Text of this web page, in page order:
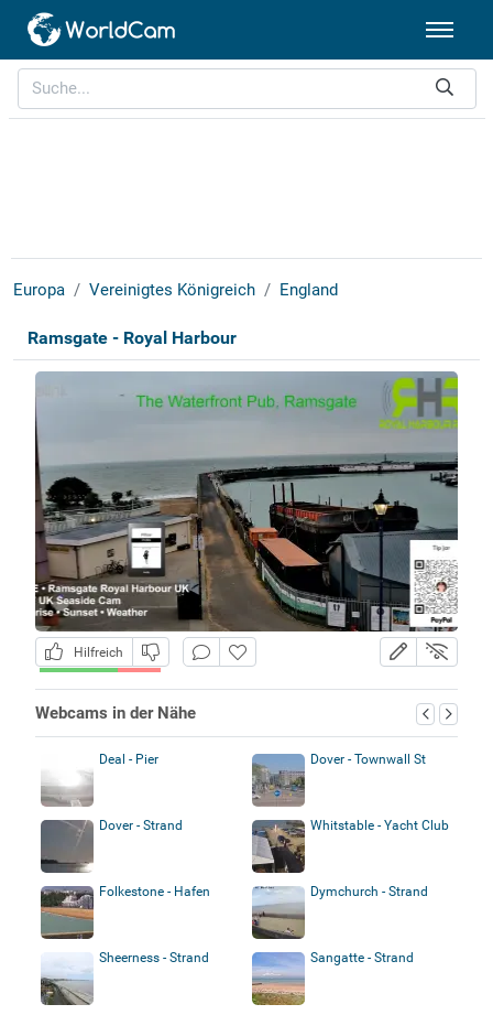
Europa Vereinigtes Königreich England
Ramsgate - Royal Harbour
Hilfreich
Webcams in der Nähe
Deal - Pier Dover - Townwall St
Dover - Strand Whitstable - Yacht Club
Folkestone - Hafen Dymchurch - Strand
Sheerness - Strand Sangatte - Strand